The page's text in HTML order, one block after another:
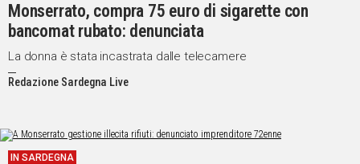
Monserrato, compra 75 euro di sigarette con
bancomat rubato: denunciata
La donna è stata incastrata dalle telecamere
Redazione Sardegna Live
IN SARDEGNA